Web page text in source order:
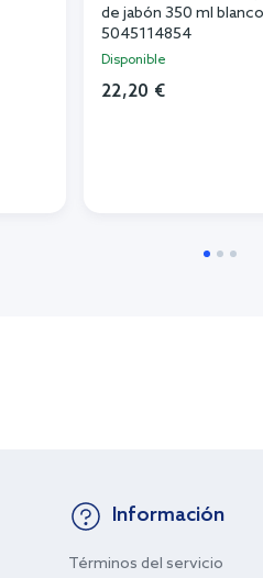
de jabón 350 ml blanco
5045114854
Disponible
22,20 €
Información
Términos del servicio